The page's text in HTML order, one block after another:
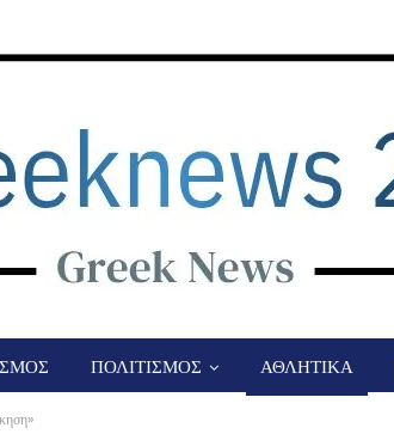
ΠΟΛΙΤΙΣΜΟΣ ΑΘΛΗΤΙΚΑ